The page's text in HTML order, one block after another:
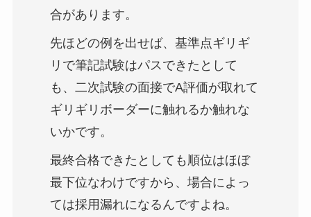
合があります。
先ほどの例を出せば、基準点ギリギ
リで筆記試験はパスできたとして
も、二次試験の面接でA評価が取れて
ギリギリボーダーに触れるか触れな
いかです。
最終合格できたとしても順位はほぼ
最下位なわけですから、場合によっ
ては採用漏れになるんですよね。